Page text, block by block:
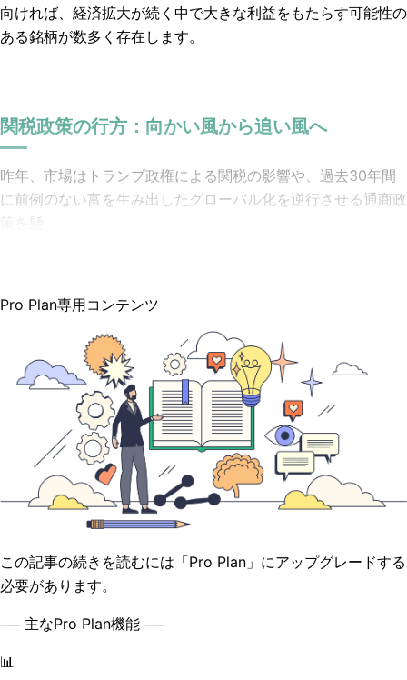
向ければ、経済拡大が続く中で大きな利益をもたらす可能性の
ある銘柄が数多く存在します。
関税政策の行方：向かい風から追い風へ
昨年、市場はトランプ政権による関税の影響や、過去30年間
に前例のない富を生み出したグローバル化を逆行させる通商政
策を懸
Pro Plan専用コンテンツ
この記事の続きを読むには「Pro Plan」にアップグレードする
必要があります。
── 主なPro Plan機能 ──
📊